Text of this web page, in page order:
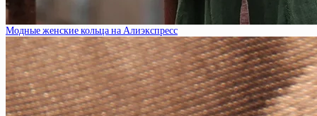
Модные женские кольца на Алиэкспресс